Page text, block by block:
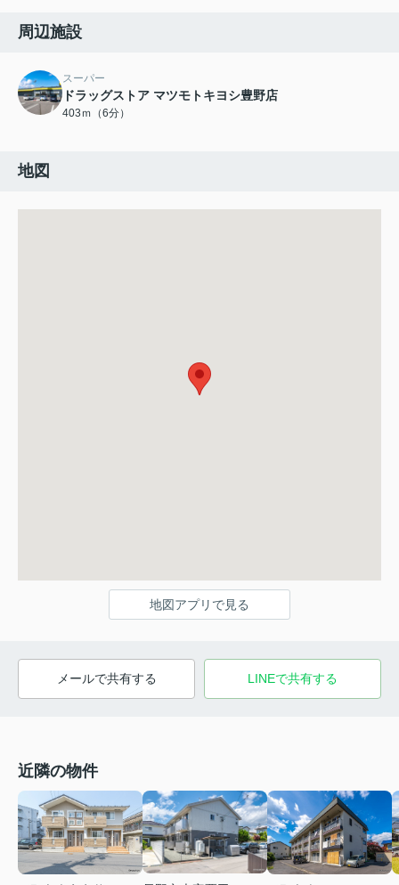
周辺施設
スーパー
ドラッグストア マツモトキヨシ豊野店
403ｍ（6分）
地図
地図アプリで見る
メールで共有する LINEで共有する
近隣の物件